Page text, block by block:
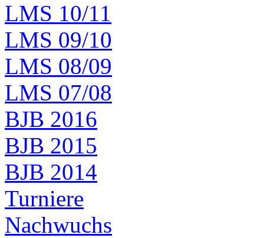
LMS 10/11
LMS 09/10
LMS 08/09
LMS 07/08
BJB 2016
BJB 2015
BJB 2014
Turniere
Nachwuchs